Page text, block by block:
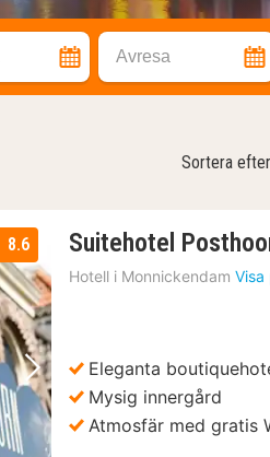
Avresa
Sortera efter
Nästa bild
8.6 Suitehotel
Hotell i Monnickendam Visa
Eleganta
Mysig innergård
Atmosfär med gratis